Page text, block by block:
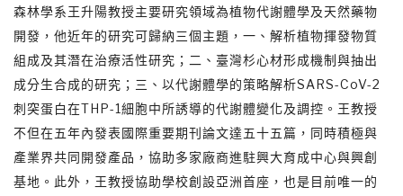
森林學系王升陽教授主要研究領域為植物代謝體學及天然藥物
開發，他近年的研究可歸納三個主題，一、解析植物揮發物質
組成及其潛在治療活性研究；二、臺灣杉心材形成機制與抽出
成分生合成的研究；三、以代謝體學的策略解析SARS-CoV-2
刺突蛋白在THP-1細胞中所誘導的代謝體變化及調控。王教授
不但在五年內發表國際重要期刊論文達五十五篇，同時積極與
產業界共同開發產品，協助多家廠商進駐興大育成中心與興創
基地。此外，王教授協助學校創設亞洲首座，也是目前唯一的